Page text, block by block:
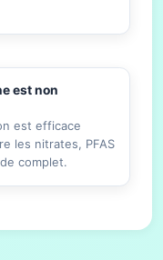
est non
est efficace
les nitrates, PFAS
complet.